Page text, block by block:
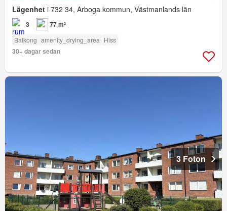
Lägenhet i 732 34, Arboga kommun, Västmanlands län
3 77 m²
Balkong amenity_drying_area Hiss
30+ dagar sedan
3 Foton